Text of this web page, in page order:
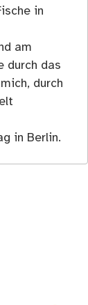
in
am
durch das
durch
in Berlin.